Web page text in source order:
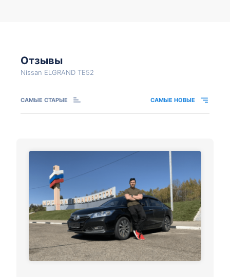
Отзывы
Nissan ELGRAND TE52
САМЫЕ СТАРЫЕ САМЫЕ НОВЫЕ